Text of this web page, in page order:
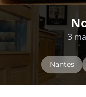
3
Nantes